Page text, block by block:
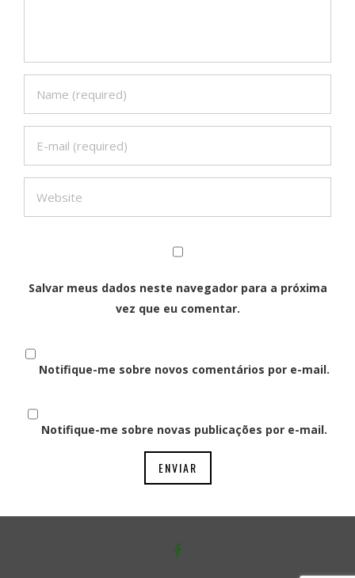
Salvar meus dados neste navegador para a próxima
vez que eu comentar.
Notifique-me sobre novos comentários por e-mail.
Notifique-me sobre novas publicações por e-mail.